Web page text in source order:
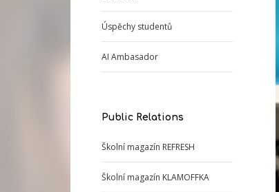
Úspěchy studentů
AI Ambasador
Public Relations
Školní magazín REFRESH
Školní magazín KLAMOFFKA